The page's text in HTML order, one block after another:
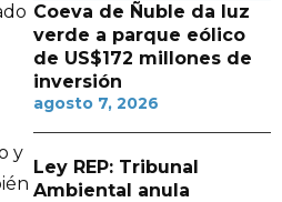
y
Coeva de Ñuble da luz
verde a parque eólico
de US$172 millones de
inversión
agosto 7, 2026
Ley REP: Tribunal
Ambiental anula